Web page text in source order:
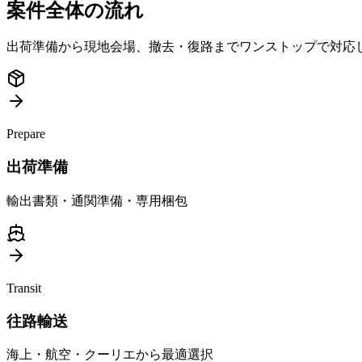
案件全体の流れ
出荷準備から現地会場、撤去・復路までワンストップで対応
Prepare
出荷準備
輸出書類・通関準備・専用梱包
Transit
往路輸送
海上・航空・クーリエから最適選択